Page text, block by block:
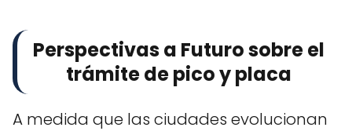
Perspectivas a Futuro sobre el
trámite de pico y placa
A medida que las ciudades evolucionan